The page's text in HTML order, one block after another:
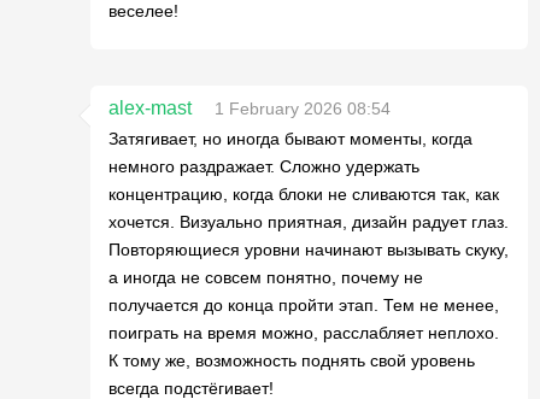
веселее!
alex-mast
1 February 2026 08:54
Затягивает, но иногда бывают моменты, когда
немного раздражает. Сложно удержать
концентрацию, когда блоки не сливаются так, как
хочется. Визуально приятная, дизайн радует глаз.
Повторяющиеся уровни начинают вызывать скуку,
а иногда не совсем понятно, почему не
получается до конца пройти этап. Тем не менее,
поиграть на время можно, расслабляет неплохо.
К тому же, возможность поднять свой уровень
всегда подстёгивает!